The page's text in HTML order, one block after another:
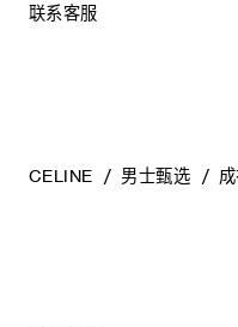
联系客服
CELINE 男士甄选